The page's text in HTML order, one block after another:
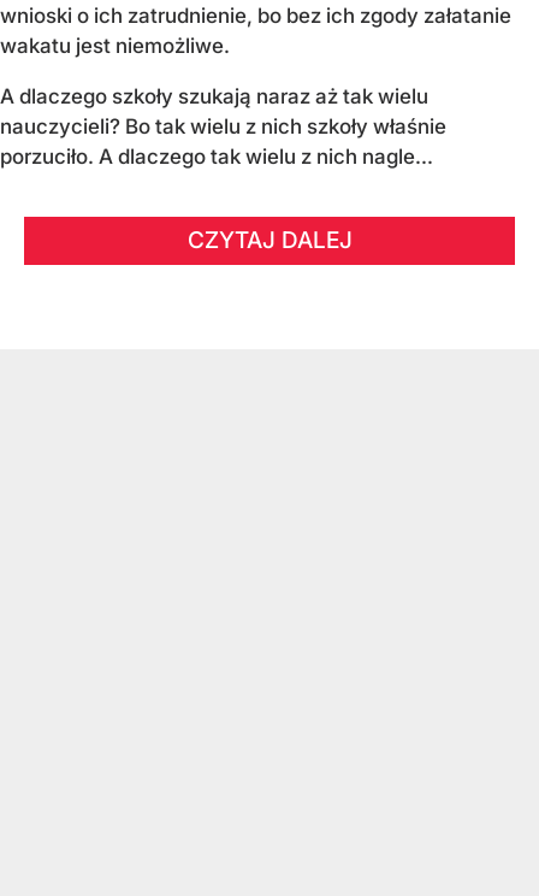
wnioski o ich zatrudnienie, bo bez ich zgody załatanie
wakatu jest niemożliwe.
A dlaczego szkoły szukają naraz aż tak wielu
nauczycieli? Bo tak wielu z nich szkoły właśnie
porzuciło. A dlaczego tak wielu z nich nagle...
CZYTAJ DALEJ